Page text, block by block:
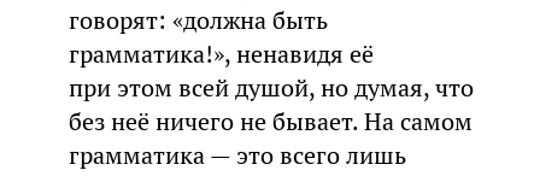
говорят: «должна быть
грамматика!», ненавидя её
при этом всей душой, но думая, что
без неё ничего не бывает. На самом
грамматика — это всего лишь